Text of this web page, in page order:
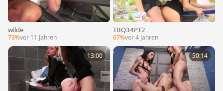
wilde
73%vor 11 Jahren
TBQ34PT2
67%vor 4 Jahren
13:00 50:14